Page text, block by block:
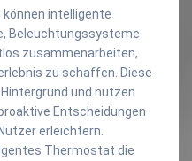
intelligente
Beleuchtungssysteme
zusammenarbeiten,
zu schaffen. Diese
und nutzen
Entscheidungen
erleichtern.
Thermostat die